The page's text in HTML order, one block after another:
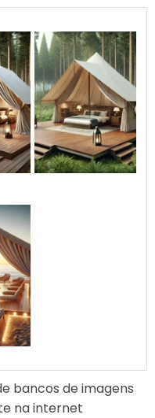
bancos de imagens
na internet